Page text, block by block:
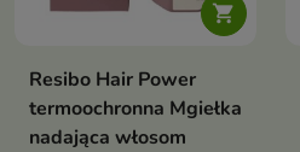

Resibo Hair Power
termoochronna Mgiełka
nadająca włosom